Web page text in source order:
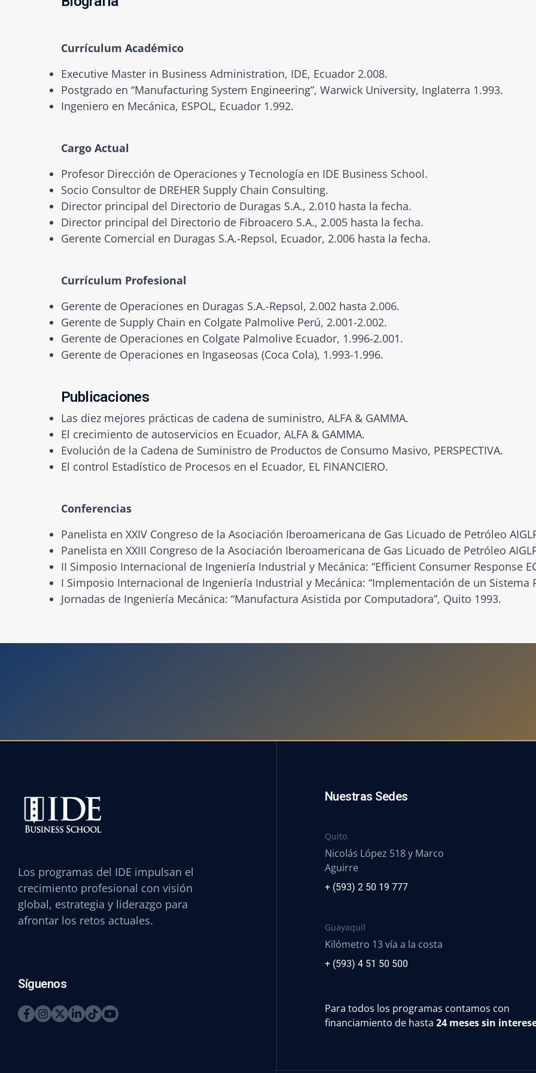
Currículum Académico
Executive Master in Business Administration, IDE, Ecuador 2.008.
Postgrado en “Manufacturing System Engineering”, Warwick University, Inglaterra 1.993.
Ingeniero en Mecánica, ESPOL, Ecuador 1.992.
Cargo Actual
Profesor Dirección de Operaciones y Tecnología en IDE Business School.
Socio Consultor de DREHER Supply Chain Consulting.
Director principal del Directorio de Duragas S.A., 2.010 hasta la fecha.
Director principal del Directorio de Fibroacero S.A., 2.005 hasta la fecha.
Gerente Comercial en Duragas S.A.-Repsol, Ecuador, 2.006 hasta la fecha.
Currículum Profesional
Gerente de Operaciones en Duragas S.A.-Repsol, 2.002 hasta 2.006.
Gerente de Supply Chain en Colgate Palmolive Perú, 2.001-2.002.
Gerente de Operaciones en Colgate Palmolive Ecuador, 1.996-2.001.
Gerente de Operaciones en Ingaseosas (Coca Cola), 1.993-1.996.
Publicaciones
Las diez mejores prácticas de cadena de suministro, ALFA & GAMMA.
El crecimiento de autoservicios en Ecuador, ALFA & GAMMA.
Evolución de la Cadena de Suministro de Productos de Consumo Masivo, PERSPECTIVA.
El control Estadístico de Procesos en el Ecuador, EL FINANCIERO.
Conferencias
Panelista en XXIV Congreso de la Asociación Iberoamericana de Gas Licuado de Petróleo
Panelista en XXIII Congreso de la Asociación Iberoamericana de Gas Licuado de Petróleo
II Simposio Internacional de Ingeniería Industrial y Mecánica: “Efficient Consumer Response
I Simposio Internacional de Ingeniería Industrial y Mecánica: “Implementación de un Sistema
Jornadas de Ingeniería Mecánica: “Manufactura Asistida por Computadora”, Quito 1993.
Los programas del IDE impulsan el
crecimiento profesional con visión
global, estrategia y liderazgo para
afrontar los retos actuales.
Síguenos
Nuestras Sedes
Quito
Nicolás López 518 y Marco
Aguirre
+ (593) 2 50 19 777
Guayaquil
Kilómetro 13 vía a la costa
+ (593) 4 51 50 500
Para todos los programas contamos con
financiamiento de hasta 24 meses sin